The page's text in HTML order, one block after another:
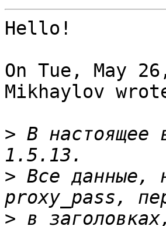
Hello!
On Tue, May
Mikhaylov
> В настоящее
> Все данные,
>